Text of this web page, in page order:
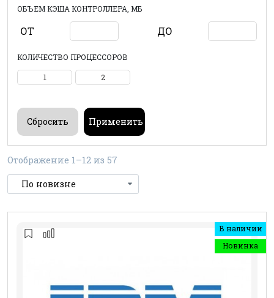
ОБЪЕМ КЭША КОНТРОЛЛЕРА, МБ
ОТ ДО
КОЛИЧЕСТВО ПРОЦЕССОРОВ
1 2
Отображение 1–12 из 57
В наличии
Новинка